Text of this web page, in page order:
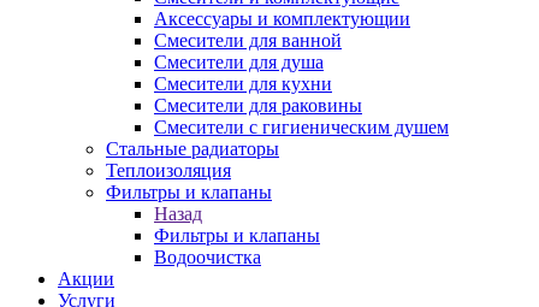
Аксессуары и комплектующии
Смесители для ванной
Смесители для душа
Смесители для кухни
Смесители для раковины
Смесители с гигиеническим душем
Стальные радиаторы
Теплоизоляция
Фильтры и клапаны
Назад
Фильтры и клапаны
Водоочистка
Акции
Услуги